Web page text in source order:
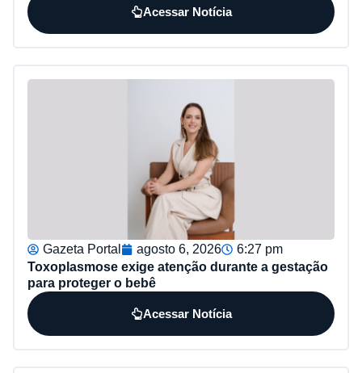
Acessar Notícia
Gazeta Portal agosto 6, 2026
6:27 pm
Toxoplasmose exige atenção durante a gestação
para proteger o bebê
Acessar Notícia